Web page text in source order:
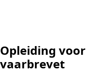
Opleiding
vaarbrevet